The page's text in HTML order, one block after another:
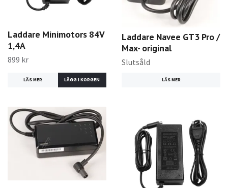
Laddare Minimotors 84V
1,4A
899 kr
LÄS MER
Laddare Navee GT3 Pro /
Max- original
Slutsåld
LÄS MER